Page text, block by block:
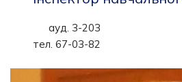
ауд. 3-203
тел. 67-03-82